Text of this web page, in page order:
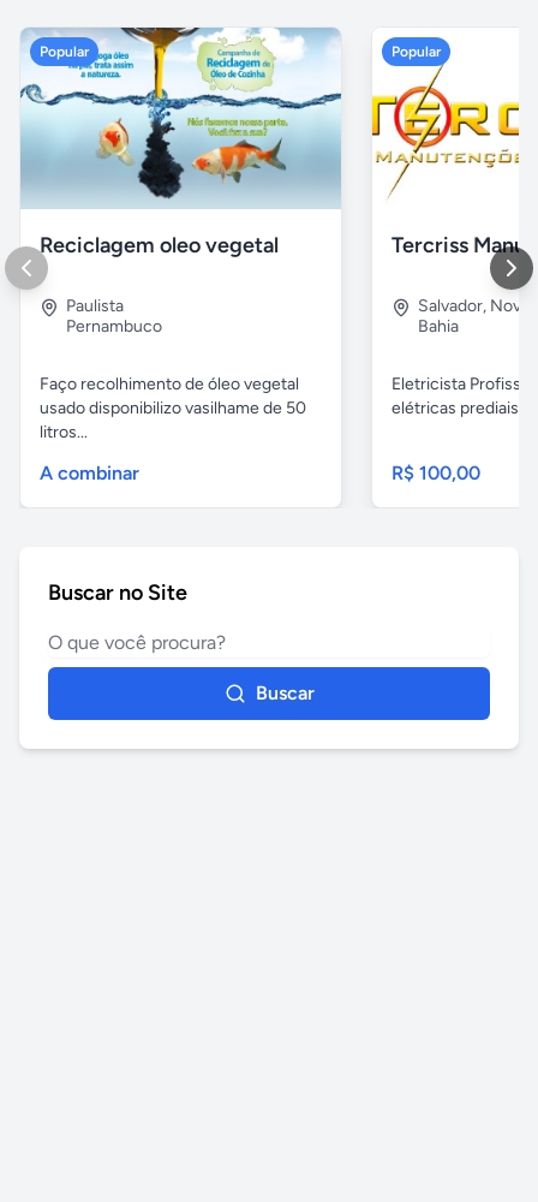
Popular
Reciclagem oleo vegetal
Paulista
Pernambuco
Faço recolhimento de óleo vegetal
usado disponibilizo vasilhame de 50
litros...
A combinar
Popular
Salvador, Nova
Bahia
Eletricista
elétricas prediais e
R$ 100,00
Buscar no Site
Buscar